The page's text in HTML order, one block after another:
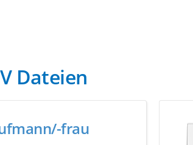
Dateien
frau